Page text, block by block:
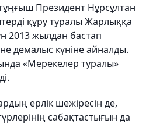
Президент Нұрсұлтан
құру туралы Жарлыққа
2013 жылдан бастап
демалыс күніне айналды.
«Мерекелер туралы»
ерлік шежіресін де,
сабақтастығын да